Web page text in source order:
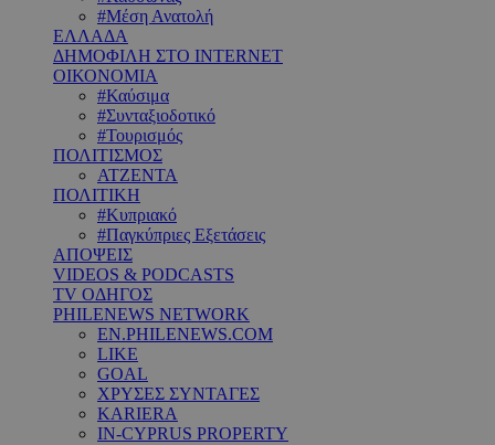
#Μέση Ανατολή
ΕΛΛΑΔΑ
ΔΗΜΟΦΙΛΗ ΣΤΟ INTERNET
ΟΙΚΟΝΟΜΙΑ
#Καύσιμα
#Συνταξιοδοτικό
#Τουρισμός
ΠΟΛΙΤΙΣΜΟΣ
ΑΤΖΕΝΤΑ
ΠΟΛΙΤΙΚΗ
#Κυπριακό
#Παγκύπριες Εξετάσεις
ΑΠΟΨΕΙΣ
VIDEOS & PODCASTS
TV ΟΔΗΓΟΣ
PHILENEWS NETWORK
EN.PHILENEWS.COM
LIKE
GOAL
ΧΡΥΣΕΣ ΣΥΝΤΑΓΕΣ
KARIERA
IN-CYPRUS PROPERTY